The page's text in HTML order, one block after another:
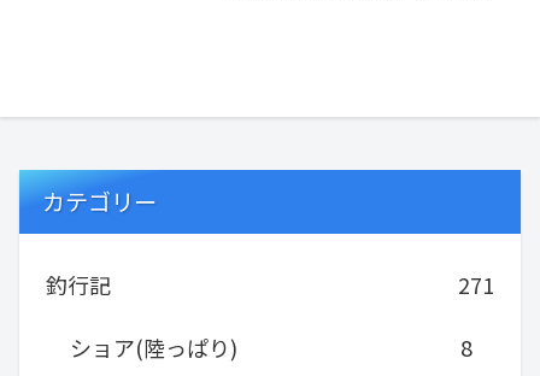
カテゴリー
釣行記
271
ショア(陸っぱり)
8